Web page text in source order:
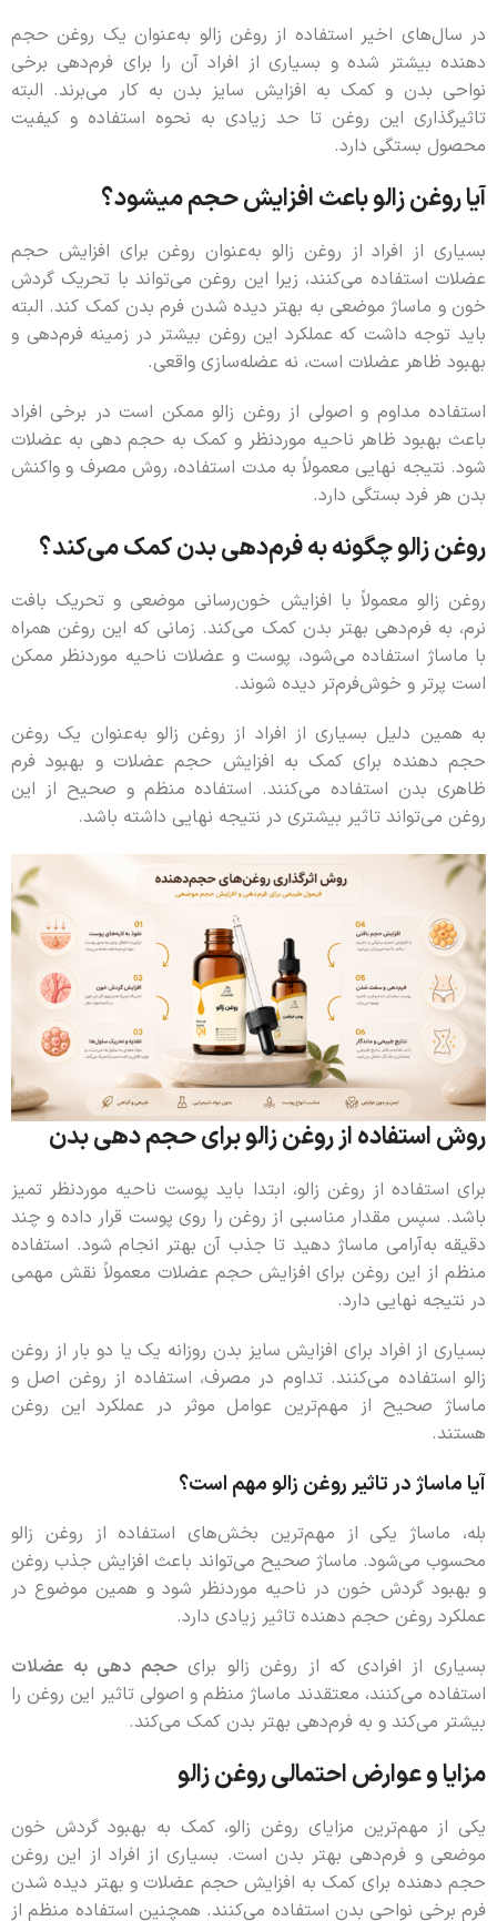
در سال‌های اخیر استفاده از روغن زالو به‌عنوان یک روغن حجم
دهنده بیشتر شده و بسیاری از افراد آن را برای فرم‌دهی برخی
نواحی بدن و کمک به افزایش سایز بدن به کار می‌برند. البته
تاثیرگذاری این روغن تا حد زیادی به نحوه استفاده و کیفیت
محصول بستگی دارد.
آیا روغن زالو باعث افزایش حجم میشود؟
بسیاری از افراد از روغن زالو به‌عنوان روغن برای افزایش حجم
عضلات استفاده می‌کنند، زیرا این روغن می‌تواند با تحریک گردش
خون و ماساژ موضعی به بهتر دیده شدن فرم بدن کمک کند. البته
باید توجه داشت که عملکرد این روغن بیشتر در زمینه فرم‌دهی و
بهبود ظاهر عضلات است، نه عضله‌سازی واقعی.
استفاده مداوم و اصولی از روغن زالو ممکن است در برخی افراد
باعث بهبود ظاهر ناحیه موردنظر و کمک به حجم دهی به عضلات
شود. نتیجه نهایی معمولاً به مدت استفاده، روش مصرف و واکنش
بدن هر فرد بستگی دارد.
روغن زالو چگونه به فرم‌دهی بدن کمک می‌کند؟
روغن زالو معمولاً با افزایش خون‌رسانی موضعی و تحریک بافت
نرم، به فرم‌دهی بهتر بدن کمک می‌کند. زمانی که این روغن همراه
با ماساژ استفاده می‌شود، پوست و عضلات ناحیه موردنظر ممکن
است پرتر و خوش‌فرم‌تر دیده شوند.
به همین دلیل بسیاری از افراد از روغن زالو به‌عنوان یک روغن
حجم دهنده برای کمک به افزایش حجم عضلات و بهبود فرم
ظاهری بدن استفاده می‌کنند. استفاده منظم و صحیح از این
روغن می‌تواند تاثیر بیشتری در نتیجه نهایی داشته باشد.
روش استفاده از روغن زالو برای حجم دهی بدن
برای استفاده از روغن زالو، ابتدا باید پوست ناحیه موردنظر تمیز
باشد. سپس مقدار مناسبی از روغن را روی پوست قرار داده و چند
دقیقه به‌آرامی ماساژ دهید تا جذب آن بهتر انجام شود. استفاده
منظم از این روغن برای افزایش حجم عضلات معمولاً نقش مهمی
در نتیجه نهایی دارد.
بسیاری از افراد برای افزایش سایز بدن روزانه یک یا دو بار از روغن
زالو استفاده می‌کنند. تداوم در مصرف، استفاده از روغن اصل و
ماساژ صحیح از مهم‌ترین عوامل موثر در عملکرد این روغن
هستند.
آیا ماساژ در تاثیر روغن زالو مهم است؟
بله، ماساژ یکی از مهم‌ترین بخش‌های استفاده از روغن زالو
محسوب می‌شود. ماساژ صحیح می‌تواند باعث افزایش جذب روغن
و بهبود گردش خون در ناحیه موردنظر شود و همین موضوع در
عملکرد روغن حجم دهنده تاثیر زیادی دارد.
بسیاری از افرادی که از روغن زالو برایحجم دهی به عضلات
استفاده می‌کنند، معتقدند ماساژ منظم و اصولی تاثیر این روغن را
بیشتر می‌کند و به فرم‌دهی بهتر بدن کمک می‌کند.
مزایا و عوارض احتمالی روغن زالو
یکی از مهم‌ترین مزایای روغن زالو، کمک به بهبود گردش خون
موضعی و فرم‌دهی بهتر بدن است. بسیاری از افراد از این روغن
حجم دهنده برای کمک به افزایش حجم عضلات و بهتر دیده شدن
فرم برخی نواحی بدن استفاده می‌کنند. همچنین استفاده منظم از